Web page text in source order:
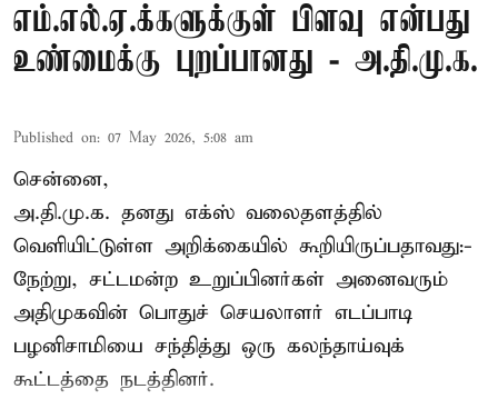
எம்.எல்.ஏ.க்களுக்குள் பிளவு என்பது
உண்மைக்கு புறப்பானது - அ.தி.மு.க.
Published on: 07 May 2026, 5:08 am
சென்னை,
அ.தி.மு.க. தனது எக்ஸ் வலைதளத்தில்
வெளியிட்டுள்ள அறிக்கையில் கூறியிருப்பதாவது:-
நேற்று, சட்டமன்ற உறுப்பினர்கள் அனைவரும்
அதிமுகவின் பொதுச் செயலாளர் எடப்பாடி
பழனிசாமியை சந்தித்து ஒரு கலந்தாய்வுக்
கூட்டத்தை நடத்தினர்.